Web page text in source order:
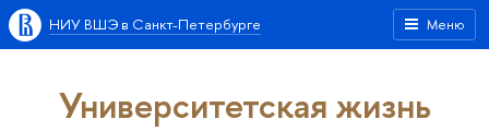
Меню
НИУ ВШЭ в Санкт-Петербурге
Университетская жизнь